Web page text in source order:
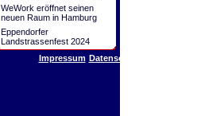
WeWork eröffnet seinen
neuen Raum in Hamburg
Eppendorfer
Landstrassenfest 2024
Impressum Datenschutz